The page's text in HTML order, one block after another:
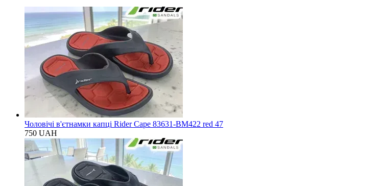
Чоловічі в'єтнамки капці Rider Cape 83631-BM422 red 47
750 UAH